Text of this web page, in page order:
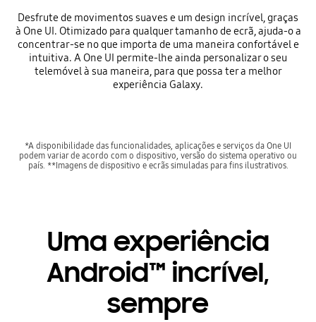
Desfrute de movimentos suaves e um design incrível, graças
à One UI. Otimizado para qualquer tamanho de ecrã, ajuda-o a
concentrar-se no que importa de uma maneira confortável e
intuitiva. A One UI permite-lhe ainda personalizar o seu
telemóvel à sua maneira, para que possa ter a melhor
experiência Galaxy.
*A disponibilidade das funcionalidades, aplicações e serviços da One UI
podem variar de acordo com o dispositivo, versão do sistema operativo ou
país. **Imagens de dispositivo e ecrãs simuladas para fins ilustrativos.
Uma experiência
Android™ incrível,
sempre